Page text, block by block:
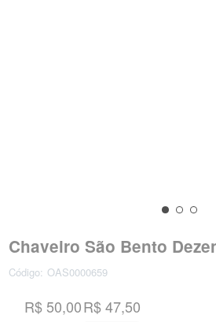
Chaveiro São Bento
Código: OAS0000659
R$ 50,00R$ 47,50